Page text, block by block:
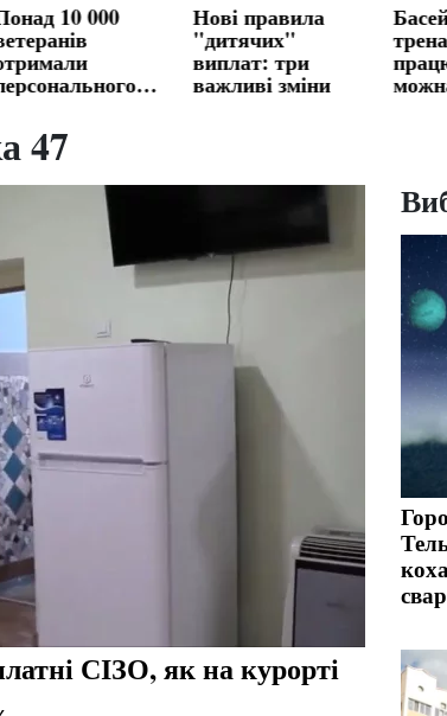
10 000
координатора: як
працює цифровий
Нові правила
"дитячих"
виплат: три
важливі зміни
47
СІЗО, як на курорті